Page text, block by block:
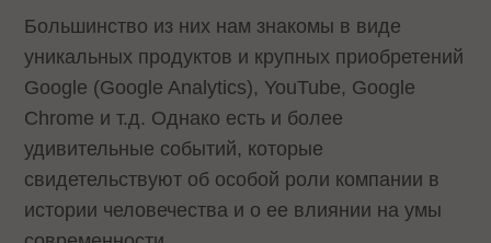
Большинство из них нам знакомы в виде
уникальных продуктов и крупных приобретений
Google (Google Analytics), YouTube, Google
Chrome и т.д. Однако есть и более
удивительные событий, которые
свидетельствуют об особой роли компании в
истории человечества и о ее влиянии на умы